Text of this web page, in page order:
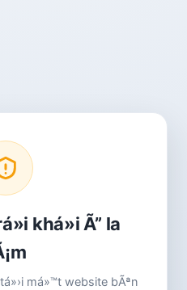
khá»i Ã” la
má»™t website bÃªn